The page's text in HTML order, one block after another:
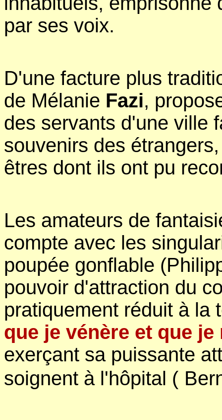
par ses voix.
D'une facture plus
de Mélanie Fazi,
des servants d'une ville
souvenirs des
êtres dont ils ont pu
Les amateurs de
compte avec les
poupée gonflable
pouvoir d'attraction du
pratiquement réduit à la
que je vénère et que je
exerçant sa puissante
soignent à l'hôpital (